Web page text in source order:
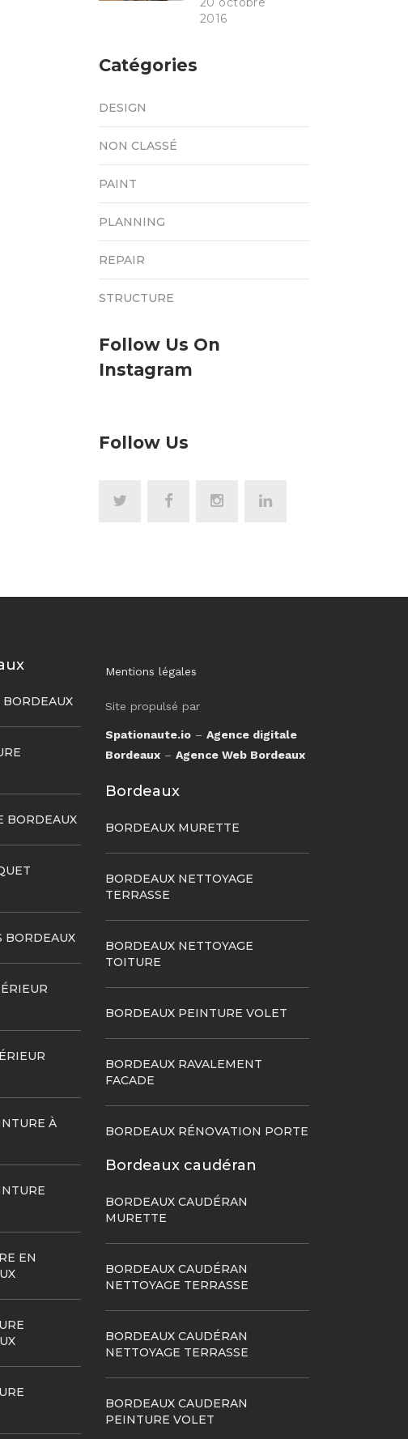
2016
Catégories
DESIGN
NON CLASSÉ
PAINT
PLANNING
REPAIR
STRUCTURE
Follow Us On
Instagram
Follow Us
BORDEAUX
BORDEAUX
BORDEAUX
À
EN
Mentions légales
Site propulsé par
Spationaute.io– Agence digitale
Bordeaux– Agence Web Bordeaux
Bordeaux
BORDEAUX MURETTE
BORDEAUX NETTOYAGE
TERRASSE
BORDEAUX NETTOYAGE
TOITURE
BORDEAUX PEINTURE VOLET
BORDEAUX RAVALEMENT
FACADE
BORDEAUX RÉNOVATION PORTE
Bordeaux caudéran
BORDEAUX CAUDÉRAN
MURETTE
BORDEAUX CAUDÉRAN
NETTOYAGE TERRASSE
BORDEAUX CAUDÉRAN
NETTOYAGE TERRASSE
BORDEAUX CAUDERAN
PEINTURE VOLET